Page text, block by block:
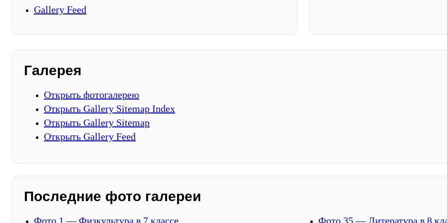
Gallery Feed
Галерея
Открыть фотогалерею
Открыть Gallery Sitemap Index
Открыть Gallery Sitemap
Открыть Gallery Feed
Последние фото галереи
Фото 1 — Физкультура в 7 классе Фото 35 — Литература в 8